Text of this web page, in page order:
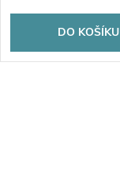
DO KOŠÍKU